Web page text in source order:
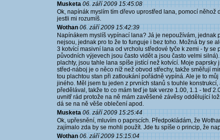
Musketa 06. září 2009 15:45:08
Ok, napínák myslím tím dřevo uprostřed lana, pomocí
jestli mi rozumíš.
Wothan 06. září 2009 15:42:39
Napínákem myslíš vypínací lana? Já je nepoužívám, jednak
nejsou, jednak pro to že to funguje i bez toho. Možná by se
3 kotvící masivní lana od vrcholu středové tyče k zemi - ty
původních výjevech jsou často vidět a jsou často velmi
plachty, jsou tahle lana spíše jistící než kotvící. Moje
střed-náboj je o něco níž než obvod střechy, takže směřují
tou plachtou stan při zatloukání pořádně vypíná. Ale je to
jiného. Měl jsem tu jeden z prvních stanů s touhle
předělával, takže to co mám teď je tak verze 1.00, 1.1 - teď
uvnitř rád protože na ně mám zavěšené závěsy oddělující
dá se na ně věše oblečení apod.
Musketa 06. září 2009 15:25:44
Ok, upřesnění, mluvím o paprscích. Předpokládám, že
zajímalo zda by se mohli použít. Jde tu spíše o princip, že
Wothan 06. září 2009 15:15:04